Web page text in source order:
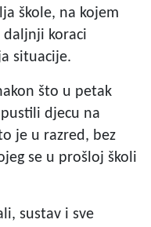
škole, na kojem
koraci
situacije.
što u petak
djecu na
je u razred, bez
se u prošloj školi
sustav i sve